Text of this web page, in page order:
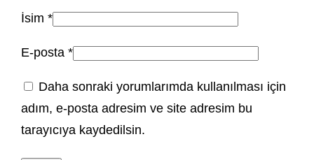
İsim*
E-posta*
Daha sonraki yorumlarımda kullanılması için
adım, e-posta adresim ve site adresim bu
tarayıcıya kaydedilsin.